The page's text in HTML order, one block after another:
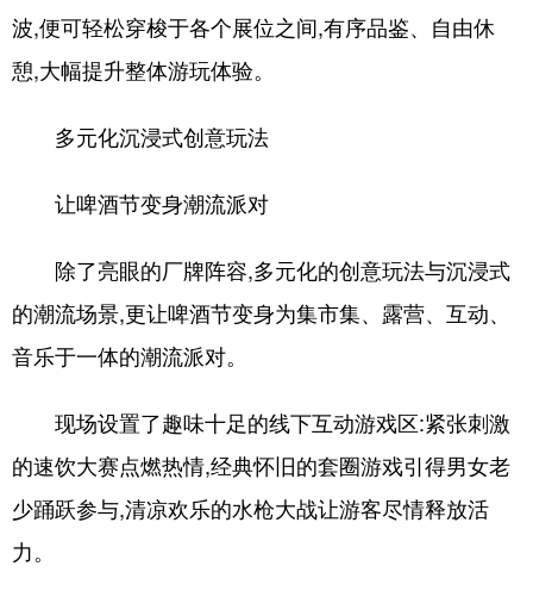
波,便可轻松穿梭于各个展位之间,有序品鉴、自由休
憩,大幅提升整体游玩体验。
多元化沉浸式创意玩法
让啤酒节变身潮流派对
除了亮眼的厂牌阵容,多元化的创意玩法与沉浸式
的潮流场景,更让啤酒节变身为集市集、露营、互动、
音乐于一体的潮流派对。
现场设置了趣味十足的线下互动游戏区:紧张刺激
的速饮大赛点燃热情,经典怀旧的套圈游戏引得男女老
少踊跃参与,清凉欢乐的水枪大战让游客尽情释放活
力。